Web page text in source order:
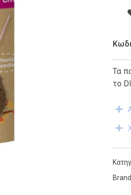
Τα
το